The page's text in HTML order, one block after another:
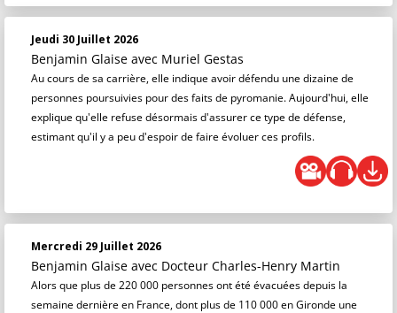
Jeudi 30 Juillet 2026
Benjamin Glaise avec Muriel Gestas
Au cours de sa carrière, elle indique avoir défendu une dizaine de
personnes poursuivies pour des faits de pyromanie. Aujourd'hui, elle
explique qu'elle refuse désormais d'assurer ce type de défense,
estimant qu'il y a peu d'espoir de faire évoluer ces profils.
Mercredi 29 Juillet 2026
Benjamin Glaise avec Docteur Charles-Henry Martin
Alors que plus de 220 000 personnes ont été évacuées depuis la
semaine dernière en France, dont plus de 110 000 en Gironde une